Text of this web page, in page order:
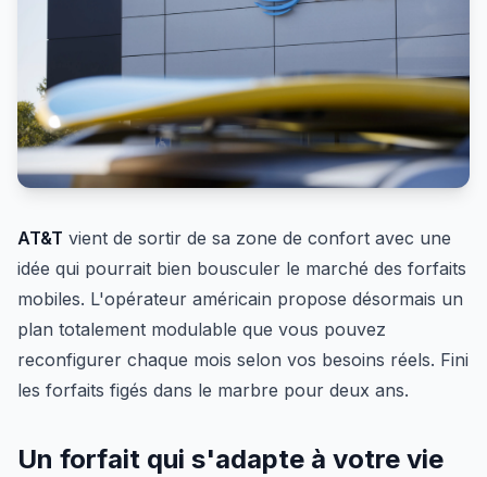
AT&T vient de sortir de sa zone de confort avec une
idée qui pourrait bien bousculer le marché des forfaits
mobiles. L'opérateur américain propose désormais un
plan totalement modulable que vous pouvez
reconfigurer chaque mois selon vos besoins réels. Fini
les forfaits figés dans le marbre pour deux ans.
Un forfait qui s'adapte à votre vie